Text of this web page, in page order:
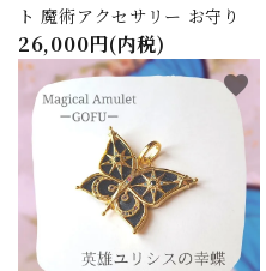
ト 魔術アクセサリー お守り
26,000円(内税)
favorite